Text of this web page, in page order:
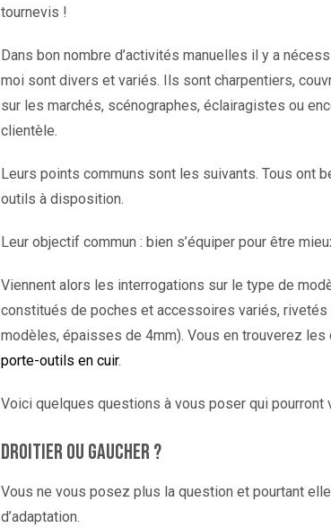
tournevis !
Dans bon nombre d’activités manuelles il y a
moi sont divers et variés. Ils sont charpentiers,
sur les marchés, scénographes, éclairagistes ou
clientèle.
Leurs points communs sont les suivants. Tous ont
outils à disposition.
Leur objectif commun : bien s’équiper pour être
Viennent alors les interrogations sur le type de
constitués de poches et accessoires variés,
modèles, épaisses de 4mm). Vous en trouverez
porte-outils en cuir.
Voici quelques questions à vous poser qui
Droitier ou gaucher ?
Vous ne vous posez plus la question et pourtant
d’adaptation.